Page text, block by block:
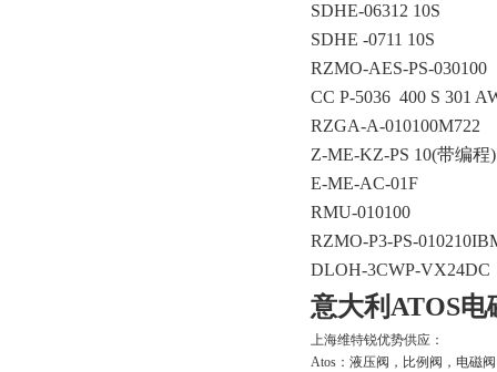
SDHE-06312 10S
SDHE -0711 10S
RZMO-AES-PS-030100
CC P-5036 400 S 301
RZGA-A-010100M722
Z-ME-KZ-PS 10(带编程)
E-ME-AC-01F
RMU-010100
RZMO-P3-PS-
DLOH-3CWP-VX24DC
意大利ATOS
上海维特锐优势供应：
Atos：液压阀，比例阀，电磁